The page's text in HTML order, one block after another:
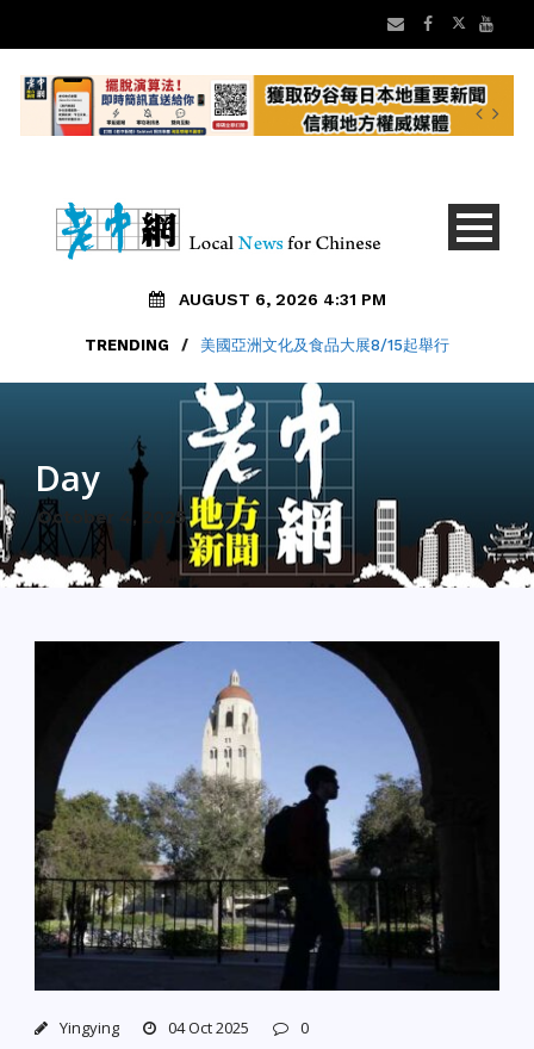
AUGUST 6, 2026 4:31 PM
TRENDING / 美國亞洲文化及食品大展8/15起舉行
Day
October 4, 2025
Yingying 04 Oct 2025 0